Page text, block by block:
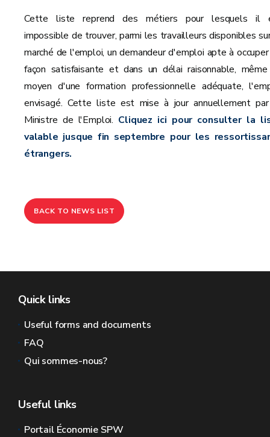
Cette liste reprend des métiers pour lesquels il
impossible de trouver, parmi les travailleurs disponibles
marché de l'emploi, un demandeur d'emploi apte à
façon satisfaisante et dans un délai raisonnable,
moyen d'une formation professionnelle adéquate,
envisagé. Cette liste est mise à jour annuellement
Ministre de l'Emploi. Cliquez ici pour consulter la
valable jusque fin septembre pour les
étrangers.
BACK TO NEWS LIST
Quick links
Useful forms and documents
FAQ
Qui sommes-nous?
Useful links
Portail Économie SPW